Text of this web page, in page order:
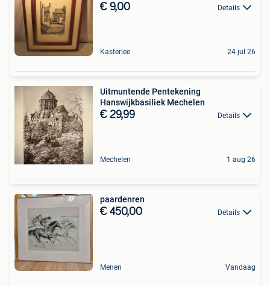
€ 9,00 Details
Kasterlee 24 jul 26
️Uitmuntende Pentekening
Hanswijkbasiliek Mechelen
€ 29,99 Details
Mechelen 1 aug 26
paardenren
€ 450,00 Details
Menen Vandaag